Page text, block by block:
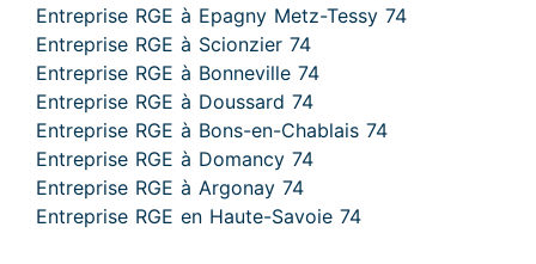
Entreprise RGE à Epagny Metz-Tessy 74
Entreprise RGE à Scionzier 74
Entreprise RGE à Bonneville 74
Entreprise RGE à Doussard 74
Entreprise RGE à Bons-en-Chablais 74
Entreprise RGE à Domancy 74
Entreprise RGE à Argonay 74
Entreprise RGE en Haute-Savoie 74